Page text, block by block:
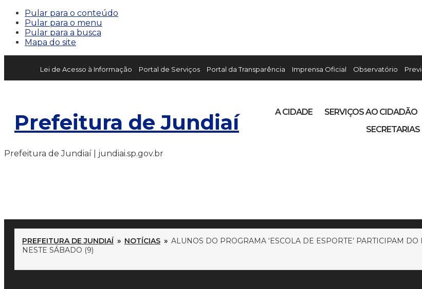
Pular para o conteúdo
Pular para o menu
Pular para a busca
Mapa do site
Lei de Acesso à Informação Portal de Serviços Portal da Transparência Imprensa Oficial Observatório
Prefeitura de Jundiaí A CIDADE SERVIÇOS AO CIDADÃO
SECRETARIAS
Prefeitura de Jundiaí | jundiai.sp.gov.br
PREFEITURA DE JUNDIAÍ » NOTÍCIAS » ALUNOS DO PROGRAMA ‘ESCOLA DE ESPORTE’ PARTICIPAM DO
NESTE SÁBADO (9)